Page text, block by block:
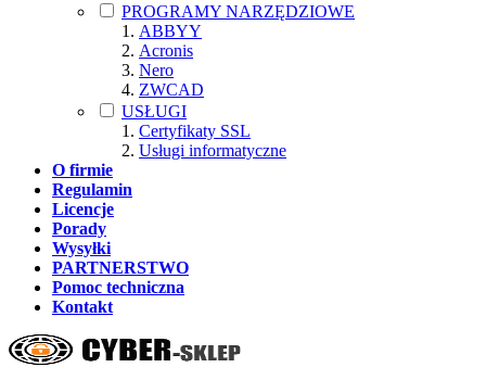
PROGRAMY NARZĘDZIOWE
ABBYY
Acronis
Nero
ZWCAD
USŁUGI
Certyfikaty SSL
Usługi informatyczne
O firmie
Regulamin
Licencje
Porady
Wysyłki
PARTNERSTWO
Pomoc techniczna
Kontakt